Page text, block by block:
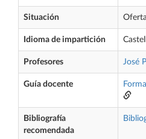
Situación
Idioma de impartición
Profesores José
Guía docente
Bibliografía
recomendada